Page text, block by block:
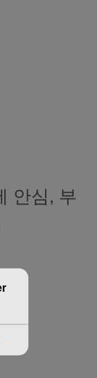
안심, 부